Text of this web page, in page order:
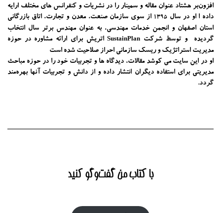
افزون‌بر هشتاد عنوان مقاله و سمینار را در نشریات و کنفرانس های مختلف ارایه
داده ا او در سال 1395 از سوی سازمان صنعت، معدن و تجارت، اتاق بازرگانی
استان اصفهان و انجمن خدمات مهندسی، به عنوان مهندس برتر سال انتخاب
گردیده و توسط شرکت
SustainPlanاتریش برای ارائه مشاوره در حوزه
مدیریت استراتژیک و ریسک سازمانی احراز صلاحیت شده است
او در این سایت می کوشد مقالات، دیدگاه ها و تجربیات خود را در حوزه مباحث
مدیریتی برای استفاده دیگران انتشار داده و از دانش و تجربیات آنها بهره‌مند
گردد.
با کتاب من گفت‌‌وگو کنید